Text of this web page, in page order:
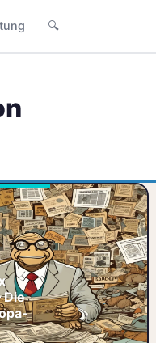
🔍
Die
Euro Stoxx 600 ETF
– Die beste Europa-
Strategie Wer in
Europa investieren
will, steht oft wie
der Ochs vorm
Berg. Der D